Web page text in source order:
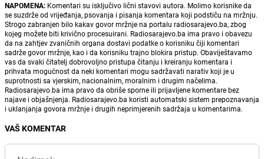
NAPOMENA: Komentari su isključivo lični stavovi autora. Molimo korisnike da
se suzdrže od vrijeđanja, psovanja i pisanja komentara koji podstiču na mržnju.
Strogo zabranjen bilo kakav govor mržnje na portalu radiosarajevo.ba, zbog
kojeg možete biti krivično procesuirani. Radiosarajevo.ba ima pravo i obavezu
da na zahtjev zvaničnih organa dostavi podatke o korisniku čiji komentari
sadrže govor mržnje, kao i da korisniku trajno blokira pristup. Obaviještavamo
vas da svaki čitatelj dobrovoljno pristupa čitanju i kreiranju komentara i
prihvata mogućnost da neki komentari mogu sadržavati narativ koji je u
suprotnosti sa vjerskim, nacionalnim, moralnim i drugim načelima.
Radiosarajevo.ba ima pravo da obriše sporne ili prijavljene komentare bez
najave i objašnjenja. Radiosarajevo.ba koristi automatski sistem prepoznavanja
i uklanjanja govora mržnje i drugih neprimjerenih sadržaja u komentarima.
VAŠ KOMENTAR